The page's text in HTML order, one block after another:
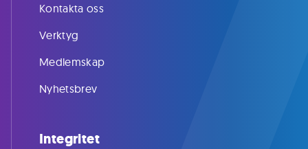
Kontakta oss
Verktyg
Medlemskap
Nyhetsbrev
Integritet